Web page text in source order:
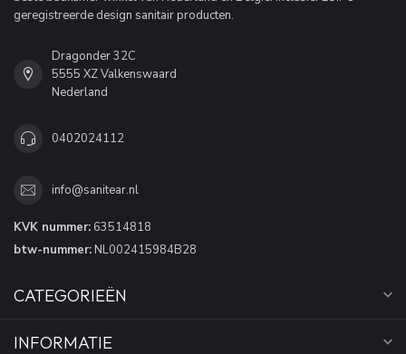
geregistreerde design sanitair producten.
Dragonder 32C
5555 XZ Valkenswaard
Nederland
0402024112
info@sanitear.nl
KVK nummer: 63514818
btw-nummer: NL002415984B28
CATEGORIEËN
INFORMATIE